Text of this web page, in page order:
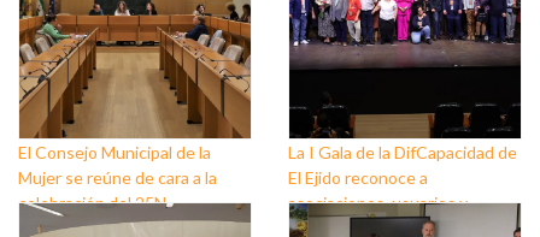
El Consejo Municipal de la
Mujer se reúne de cara a la
celebración del 25N
La I Gala de la DifCapacidad de
El Ejido reconoce a
asociaciones, usuarios y
personas que trabajan a favor